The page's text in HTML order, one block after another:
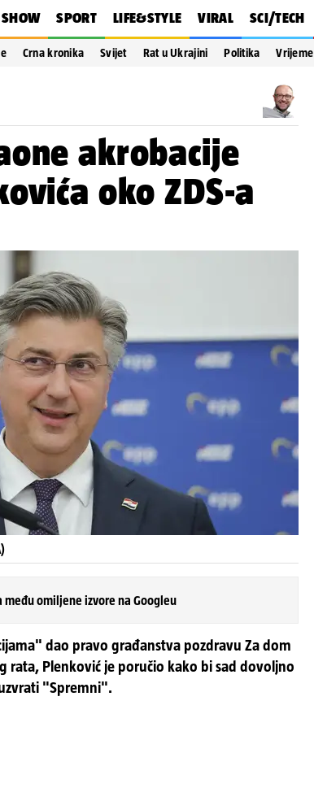
SHOW SPORT LIFE&STYLE VIRAL SCI/TECH
Crna kronika Svijet Rat u Ukrajini Politika Vrijeme
akrobacije
oko ZDS-a
među omiljene izvore na Googleu
dao pravo građanstva pozdravu Za dom
rata, Plenković je poručio kako bi sad dovoljno
"Spremni".